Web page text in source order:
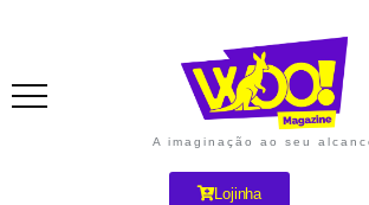
A imaginação ao seu
Lojinha